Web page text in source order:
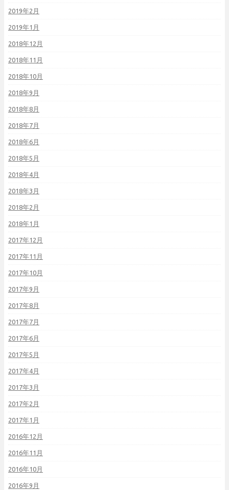
2019年2月
2019年1月
2018年12月
2018年11月
2018年10月
2018年9月
2018年8月
2018年7月
2018年6月
2018年5月
2018年4月
2018年3月
2018年2月
2018年1月
2017年12月
2017年11月
2017年10月
2017年9月
2017年8月
2017年7月
2017年6月
2017年5月
2017年4月
2017年3月
2017年2月
2017年1月
2016年12月
2016年11月
2016年10月
2016年9月